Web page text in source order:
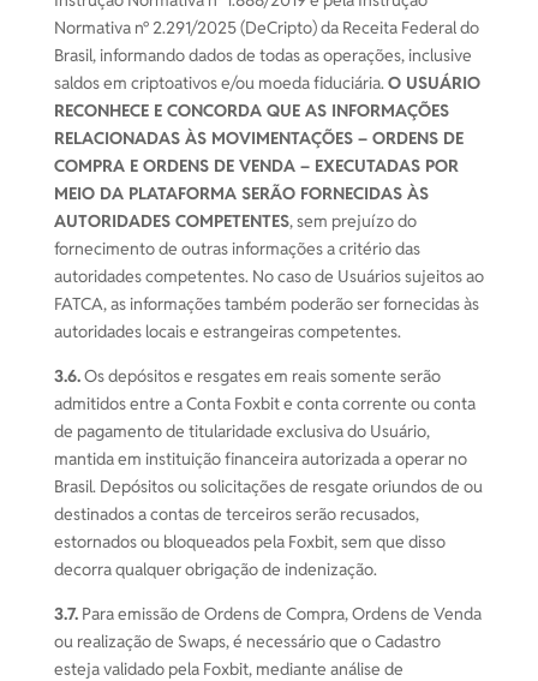
Normativa nº 2.291/2025 (DeCripto) da Receita Federal do
Brasil, informando dados de todas as operações, inclusive
saldos em criptoativos e/ou moeda fiduciária.O USUÁRIO
RECONHECE E CONCORDA QUE AS INFORMAÇÕES
RELACIONADAS ÀS MOVIMENTAÇÕES – ORDENS DE
COMPRA E ORDENS DE VENDA – EXECUTADAS POR
MEIO DA PLATAFORMA SERÃO FORNECIDAS ÀS
AUTORIDADES COMPETENTES, sem prejuízo do
fornecimento de outras informações a critério das
autoridades competentes. No caso de Usuários sujeitos ao
FATCA, as informações também poderão ser fornecidas às
autoridades locais e estrangeiras competentes.
3.6.Os depósitos e resgates em reais somente serão
admitidos entre a Conta Foxbit e conta corrente ou conta
de pagamento de titularidade exclusiva do Usuário,
mantida em instituição financeira autorizada a operar no
Brasil. Depósitos ou solicitações de resgate oriundos de ou
destinados a contas de terceiros serão recusados,
estornados ou bloqueados pela Foxbit, sem que disso
decorra qualquer obrigação de indenização.
3.7.Para emissão de Ordens de Compra, Ordens de Venda
ou realização de Swaps, é necessário que o Cadastro
esteja validado pela Foxbit, mediante análise de